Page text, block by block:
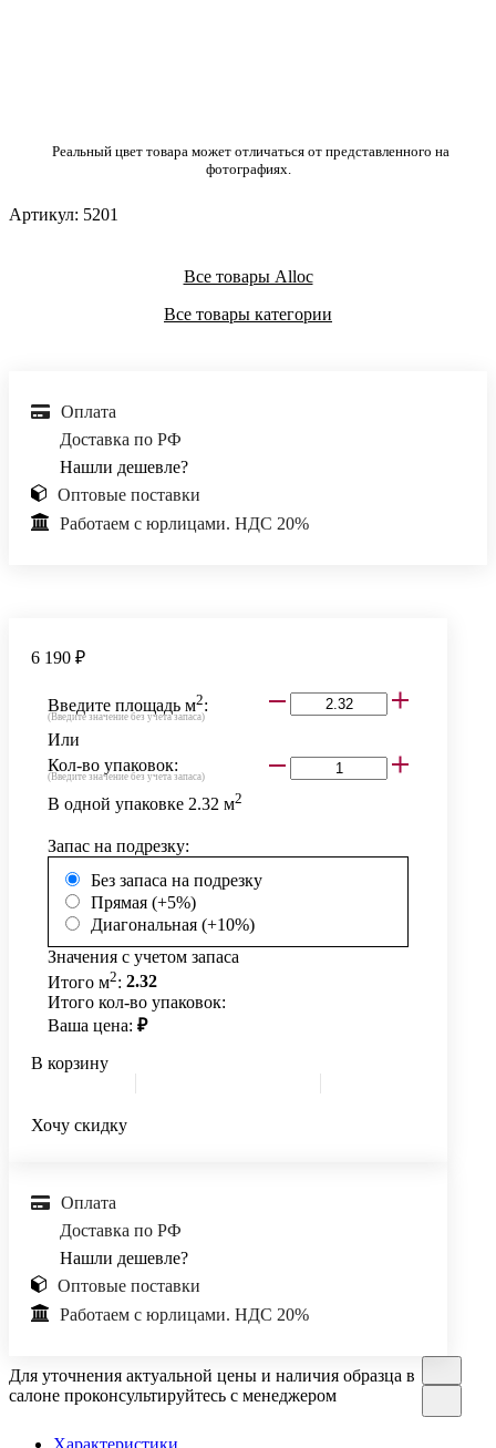
Реальный цвет товара может отличаться от представленного на
фотографиях.
Артикул: 5201
Все товары Alloc
Все товары категории
Оплата
Доставка по РФ
Нашли дешевле?
Оптовые поставки
Работаем с юрлицами. НДС 20%
6 190 ₽
Введите площадь м2:
(Введите значение без учета запаса)
Или
Кол-во упаковок:
(Введите значение без учета запаса)
В одной упаковке 2.32 м2
Запас на подрезку:
Без запаса на подрезку
Прямая (+5%)
Диагональная (+10%)
Значения с учетом запаса
Итого м2: 2.32
Итого кол-во упаковок:
Ваша цена: ₽
В корзину
Хочу скидку
Оплата
Доставка по РФ
Нашли дешевле?
Оптовые поставки
Работаем с юрлицами. НДС 20%
Для уточнения актуальной цены и наличия образца в
салоне проконсультируйтесь с менеджером
Характеристики